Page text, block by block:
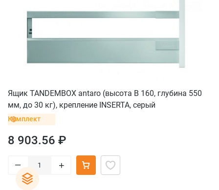
Ящик TANDEMBOX antaro (высота B 160, глубина 550
мм, до 30 кг), крепление INSERTA, серый
Комплект
8 903.56 ₽
– +